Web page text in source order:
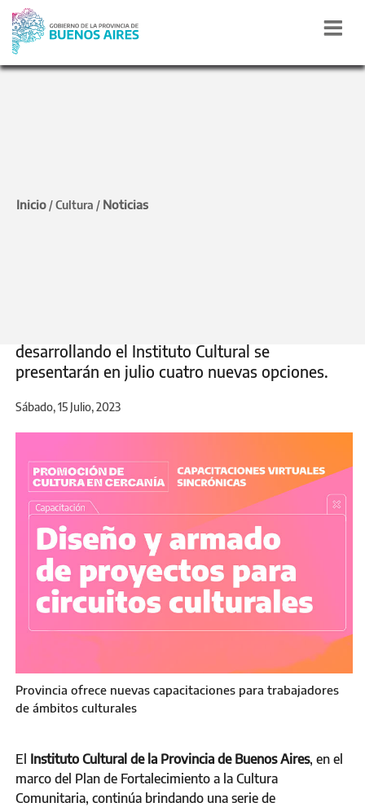
Inicio /Cultura / Noticias
capacitaciones para
desarrollando el Instituto Cultural se
presentarán en julio cuatro nuevas opciones.
Sábado, 15 Julio, 2023
Provincia ofrece nuevas capacitaciones para trabajadores
de ámbitos culturales
El Instituto Cultural de la Provincia de Buenos Aires, en el
marco del Plan de Fortalecimiento a la Cultura
Comunitaria, continúa brindando una serie de